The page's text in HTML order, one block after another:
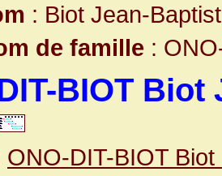
: Biot Jean-
de famille :
BIOT Biot
ONO-DIT-BIOT Biot